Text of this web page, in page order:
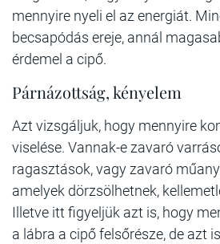
mennyire nyeli el az energiát.
becsapódás ereje, annál
érdemel a cipő.
Párnázottság, kényelem
Azt vizsgáljuk, hogy mennyire
viselése. Vannak-e zavaró
ragasztások, vagy zavaró
amelyek dörzsölhetnek,
Illetve itt figyeljük azt is, hogy
a lábra a cipő felsőrésze, de azt